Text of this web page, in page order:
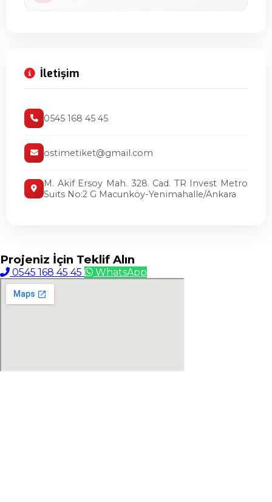
İletişim
0545 168 45 45
ostimetiket@gmail.com
M. Akif Ersoy Mah. 328. Cad. TR Invest Metro
Suits No:2 G Macunköy-Yenimahalle/Ankara
Projeniz İçin Teklif Alın
0545 168 45 45 WhatsApp